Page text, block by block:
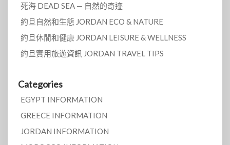
死海 DEAD SEA — 自然的奇迹
約旦自然和生態 JORDAN ECO & NATURE
約旦休閒和健康 JORDAN LEISURE & WELLNESS
約旦實用旅遊資訊 JORDAN TRAVEL TIPS
Categories
EGYPT INFORMATION
GREECE INFORMATION
JORDAN INFORMATION